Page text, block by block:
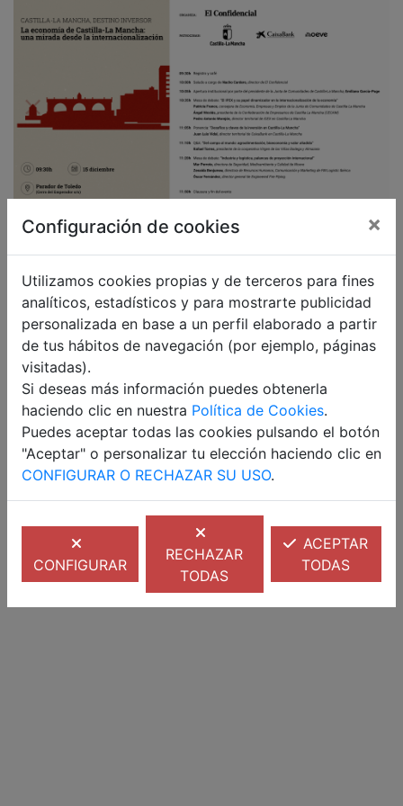
Se ha alcanzado la fecha límite para
las nuevas inscripciones.
Consulte con la organización.
Política de cookies
Configuración de cookies ×
Utilizamos cookies propias y de terceros para fines
analíticos, estadísticos y para mostrarte publicidad
personalizada en base a un perfil elaborado a partir
de tus hábitos de navegación (por ejemplo, páginas
visitadas).
Si deseas más información puedes obtenerla
haciendo clic en nuestra Política de Cookies.
Puedes aceptar todas las cookies pulsando el botón
"Aceptar" o personalizar tu elección haciendo clic en
CONFIGURAR O RECHAZAR SU USO.
CONFIGURAR
RECHAZAR
TODAS
ACEPTAR
TODAS